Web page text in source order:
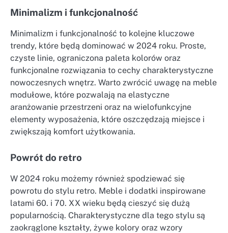
Minimalizm i funkcjonalność
Minimalizm i funkcjonalność to kolejne kluczowe
trendy, które będą dominować w 2024 roku. Proste,
czyste linie, ograniczona paleta kolorów oraz
funkcjonalne rozwiązania to cechy charakterystyczne
nowoczesnych wnętrz. Warto zwrócić uwagę na meble
modułowe, które pozwalają na elastyczne
aranżowanie przestrzeni oraz na wielofunkcyjne
elementy wyposażenia, które oszczędzają miejsce i
zwiększają komfort użytkowania.
Powrót do retro
W 2024 roku możemy również spodziewać się
powrotu do stylu retro. Meble i dodatki inspirowane
latami 60. i 70. XX wieku będą cieszyć się dużą
popularnością. Charakterystyczne dla tego stylu są
zaokrąglone kształty, żywe kolory oraz wzory